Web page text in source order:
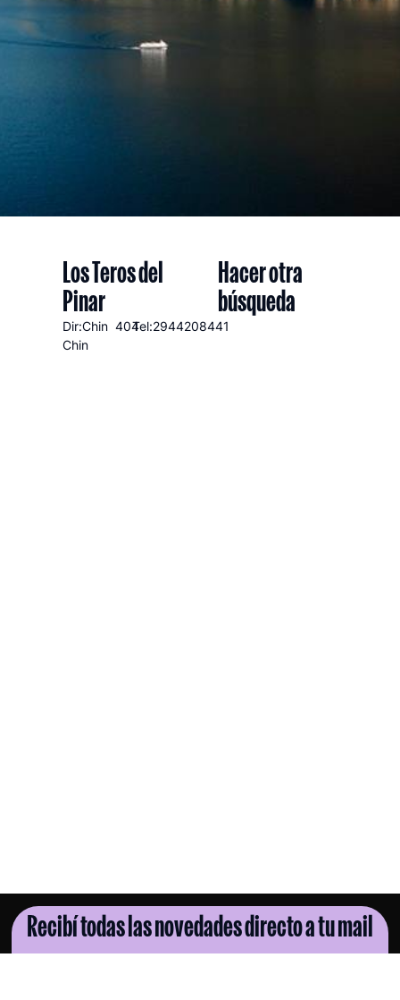
Los Teros del
Pinar
Dir:Chin
Chin
404Tel:2944208441
Hacer otra
búsqueda
Recibí todas las novedades directo a tu mail